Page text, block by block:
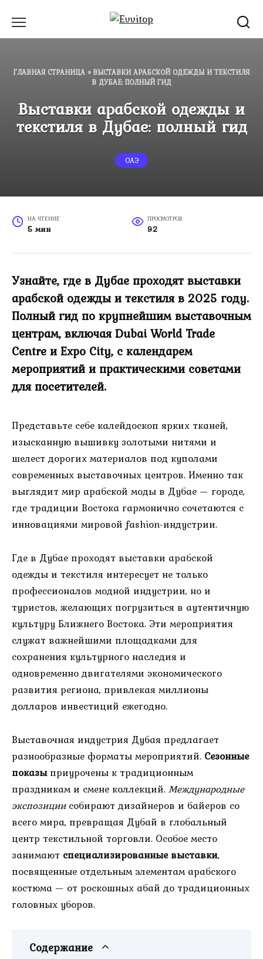
содержанию
ГЛАВНАЯ СТРАНИЦА » ВЫСТАВКИ АРАБСКОЙ ОДЕЖДЫ И ТЕКСТИЛЯ
В ДУБАЕ: ПОЛНЫЙ ГИД
Выставки арабской одежды и
текстиля в Дубае: полный гид
ОАЭ
НА ЧТЕНИЕ
5 мин
ПРОСМОТРОВ
92
Узнайте, где в Дубае проходят выставки
арабской одежды и текстиля в 2025 году.
Полный гид по крупнейшим выставочным
центрам, включая Dubai World Trade
Centre и Expo City, с календарем
мероприятий и практическими советами
для посетителей.
Представьте себе калейдоскоп ярких тканей,
изысканную вышивку золотыми нитями и
шелест дорогих материалов под куполами
современных выставочных центров. Именно так
выглядит мир арабской моды в Дубае — городе,
где традиции Востока гармонично сочетаются с
инновациями мировой fashion-индустрии.
Где в Дубае проходят выставки арабской
одежды и текстиля интересует не только
профессионалов модной индустрии, но и
туристов, желающих погрузиться в аутентичную
культуру Ближнего Востока. Эти мероприятия
служат важнейшими площадками для
сохранения культурного наследия и
одновременно двигателями экономического
развития региона, привлекая миллионы
долларов инвестиций ежегодно.
Выставочная индустрия Дубая предлагает
разнообразные форматы мероприятий. Сезонные
показыприурочены к традиционным
праздникам и смене коллекций.Международные
экспозициисобирают дизайнеров и байеров со
всего мира, превращая Дубай в глобальный
центр текстильной торговли. Особое место
занимают специализированные выставки,
посвященные отдельным элементам арабского
костюма — от роскошных абай до традиционных
головных уборов.
Содержание